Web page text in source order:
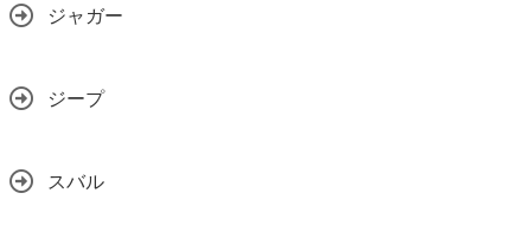
ジャガー
ジープ
スバル